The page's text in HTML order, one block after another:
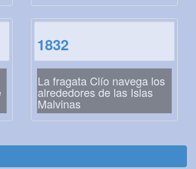
1832
La fragata Clío navega los
alrededores de las Islas
Malvinas